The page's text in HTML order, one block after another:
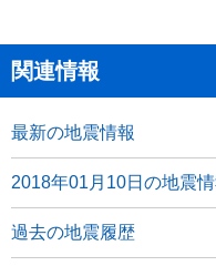
関連情報
最新の地震情報
2018年01月10日の地震情
過去の地震履歴